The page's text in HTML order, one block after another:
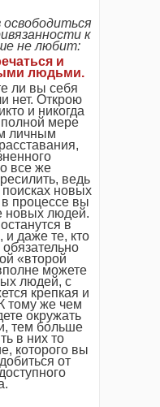
к
не любит:
и
людьми.
ли вы себя
нет. Открою
и никогда
полной мере
личным
все же
ведь
новых
процессе вы
новых людей.
в
и даже те, кто
«второй
можете
людей, с
крепкая и
тому же чем
окружать
тем больше
в них то
которого вы
от